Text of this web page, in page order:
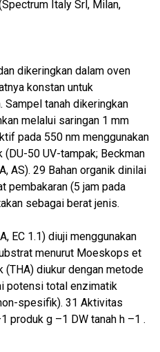
Italy Srl, Milan,
dikeringkan dalam oven
konstan untuk
Sampel tanah dikeringkan
melalui saringan 1 mm
pada 550 nm menggunakan
50 UV-tampak; Beckman
AS). 29 Bahan organik dinilai
pembakaran (5 jam pada
sebagai berat jenis.
EC 1.1) diuji menggunakan
menurut Moeskops et
diukur dengan metode
potensi total enzimatik
spesifik). 31 Aktivitas
produk g –1 DW tanah h –1 .